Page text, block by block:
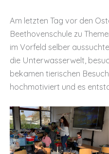
Am letzten Tag vor den
Beethovenschule zu
im Vorfeld selber
die Unterwasserwelt,
bekamen tierischen
hochmotiviert und es